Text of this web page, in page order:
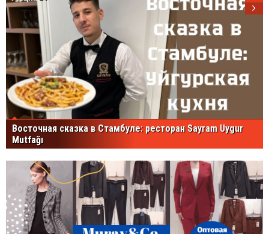
Восточная сказка в Стамбуле: ресторан Sayram Uygur
Mutfağı